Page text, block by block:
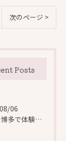
次のページ >
Posts
06
美容鍼を博多で体験する際の効果や安全性と料金比較徹底ガイド